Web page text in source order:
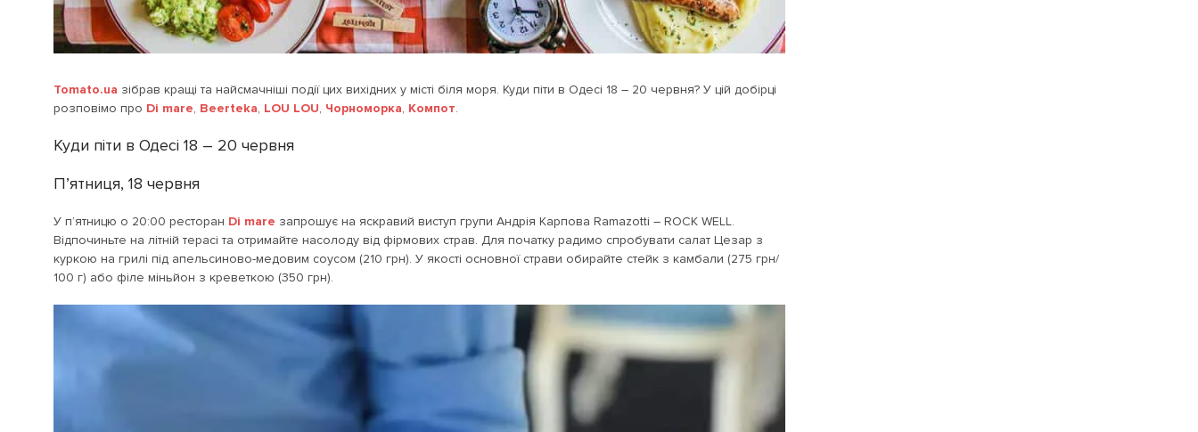
Tomato.ua зібрав кращі та найсмачніші події цих вихідних у місті біля моря. Куди піти в Одесі 18 – 20 червня? У цій добірці
розповімо про Di mare, Beerteka, LOU LOU, Чорноморка, Компот.
Куди піти в Одесі 18 – 20 червня
П’ятниця, 18 червня
У п’ятницю о 20:00 ресторан Di mare запрошує на яскравий виступ групи Андрія Карпова Ramazotti – ROCK WELL.
Відпочиньте на літній терасі та отримайте насолоду від фірмових страв. Для початку радимо спробувати салат Цезар з
куркою на грилі під апельсиново-медовим соусом (210 грн). У якості основної страви обирайте стейк з камбали (275 грн/
100 г) або філе міньйон з креветкою (350 грн).